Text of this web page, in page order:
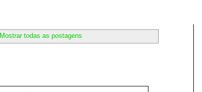
Mostrar todas as postagens